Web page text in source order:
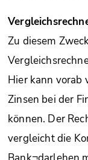
Zu diesem
Hier kann vorab
Zinsen bei der
können. Der
vergleicht die